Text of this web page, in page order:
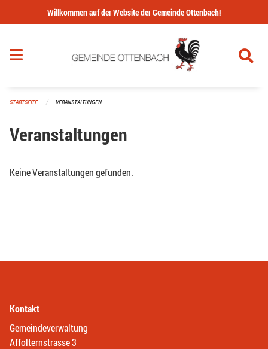
Navigation überspringen
Willkommen auf der Website der Gemeinde Ottenbach!
STARTSEITE VERANSTALTUNGEN
Veranstaltungen
Keine Veranstaltungen gefunden.
Kontakt
Gemeindeverwaltung
Affolternstrasse 3